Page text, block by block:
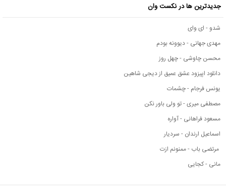
جدیدترین ها در نکست وان
شدو - ای وای
مهدی جهانی - دیوونه بودم
محسن چاوشی - چهل روز
دانلود اپیزود عشق عمیق از دیجی شاهین
یونس فرجام - چشمات
مصطفی میری - تو ولی باور نکن
مسعود فراهانی - آواره
اسماعیل ارندان - سردیار
مرتضی باب - ممنونم ازت
مانی - کجایی